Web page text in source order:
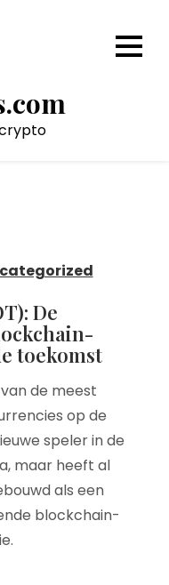
De
toekomst
de meest
op de
speler in de
maar heeft al
als een
blockchain-